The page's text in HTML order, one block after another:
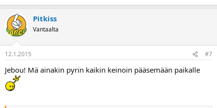
Pitkiss
Vantaalta
12.1.2015 #7
Jebou! Mä ainakin pyrin kaikin keinoin pääsemään paikalle